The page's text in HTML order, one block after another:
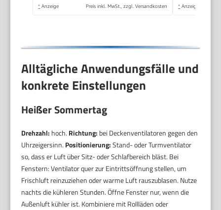
Schlafzimmer, Reisen
* Anzeige Preis inkl. MwSt., zzgl. Versandkosten * Anzeige
Alltägliche Anwendungsfälle und
konkrete Einstellungen
Heißer Sommertag
Drehzahl: hoch. Richtung: bei Deckenventilatoren gegen den
Uhrzeigersinn. Positionierung:Stand- oder Turmventilator
so, dass er Luft über Sitz- oder Schlafbereich bläst. Bei
Fenstern: Ventilator quer zur Eintrittsöffnung stellen, um
Frischluft reinzuziehen oder warme Luft rauszublasen. Nutze
nachts die kühleren Stunden. Öffne Fenster nur, wenn die
Außenluft kühler ist. Kombiniere mit Rollläden oder